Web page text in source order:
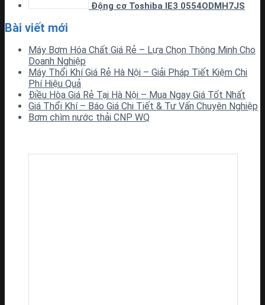
Động cơ Toshiba IE3 0554ODMH7JS
Bài viết mới
Máy Bơm Hóa Chất Giá Rẻ – Lựa Chọn Thông Minh Cho
Doanh Nghiệp
Máy Thổi Khí Giá Rẻ Hà Nội – Giải Pháp Tiết Kiệm Chi
Phí Hiệu Quả
Điều Hòa Giá Rẻ Tại Hà Nội – Mua Ngay Giá Tốt Nhất
Giá Thổi Khí – Báo Giá Chi Tiết & Tư Vấn Chuyên Nghiệp
Bơm chìm nước thải CNP WQ